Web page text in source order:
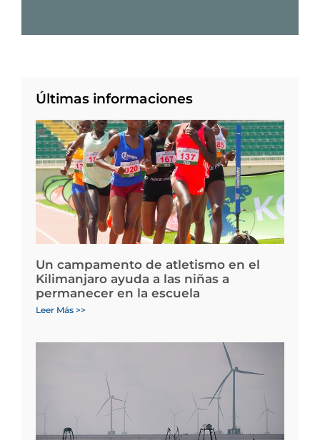
Últimas informaciones
Un campamento de atletismo en el
Kilimanjaro ayuda a las niñas a
permanecer en la escuela
Leer Más >>